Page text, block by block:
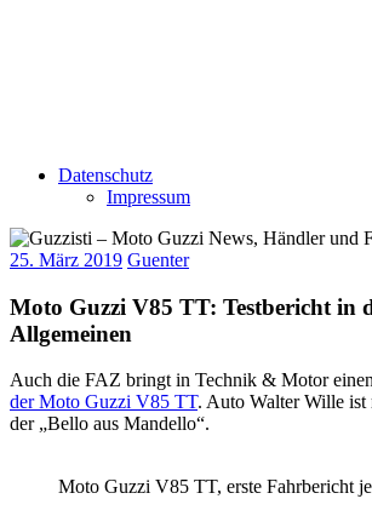
Datenschutz
Impressum
25. März 2019 Guenter
Moto Guzzi V85 TT: Testbericht in
Allgemeinen
Auch die FAZ bringt in Technik & Motor
der Moto Guzzi V85 TT. Auto Walter Wille ist
der „Bello aus Mandello“.
Moto Guzzi V85 TT, erste Fahrbericht